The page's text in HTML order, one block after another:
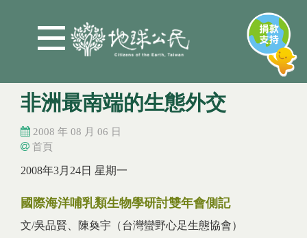
非洲最南端的生態外交
2008 年 08 月 06 日
您在這裡
首頁
您在這裡
2008年3月24日 星期一
國際海洋哺乳類生物學研討雙年會側記
文/吳品賢、陳奐宇（台灣蠻野心足生態協會）